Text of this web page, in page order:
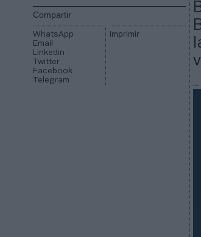
Compartir
WhatsApp
Email
Linkedin
Twitter
Facebook
Telegram
Imprimir